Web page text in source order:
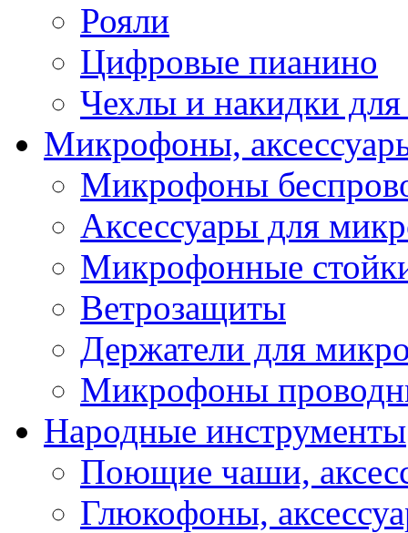
Рояли
Цифровые пианино
Чехлы и накидки
Микрофоны,
Микрофоны
Аксессуары для
Микрофонные
Ветрозащиты
Держатели для
Микрофоны
Народные инструменты
Поющие чаши,
Глюкофоны,